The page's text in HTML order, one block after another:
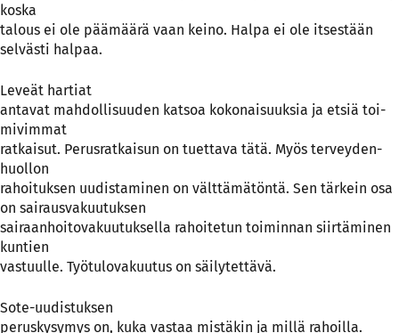
kos­ka
ta­lous ei ole pää­mää­rä vaan kei­no. Hal­pa ei ole it­ses­tään
sel­väs­ti hal­paa.
Le­veät har­tiat
an­ta­vat mah­dol­li­suu­den kat­soa ko­ko­nai­suuk­sia ja et­siä toi­
mi­vim­mat
rat­kai­sut. Pe­rus­rat­kai­sun on tuet­ta­va tä­tä. Myös ter­vey­den­
huol­lon
ra­hoi­tuk­sen uu­dis­ta­mi­nen on vält­tä­mä­tön­tä. Sen tär­kein osa
on sai­raus­va­kuu­tuk­sen
sai­raan­hoi­to­va­kuu­tuk­sel­la ra­hoi­te­tun toi­min­nan siir­tä­mi­nen
kun­tien
vas­tuul­le. Työ­tu­lo­va­kuu­tus on säi­ly­tet­tä­vä.
So­te-uu­dis­tuk­sen
pe­rus­ky­sy­mys on, ku­ka vas­taa mis­tä­kin ja mil­lä ra­hoil­la.